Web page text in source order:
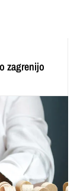
zagrenijo